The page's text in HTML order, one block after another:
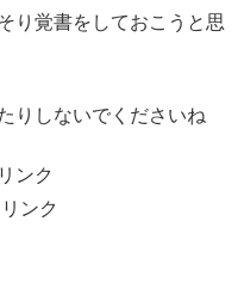
り覚書をしておこうと思
りしないでくださいね
ンク
ンク